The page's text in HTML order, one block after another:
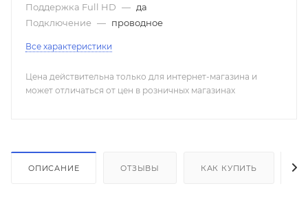
Поддержка Full HD — да
Подключение — проводное
Все характеристики
Цена действительна только для интернет-магазина и
может отличаться от цен в розничных магазинах
ОПИСАНИЕ ОТЗЫВЫ КАК КУПИТЬ